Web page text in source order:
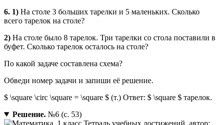
6. 1) На столе 3 больших тарелки и 5 маленьких. Сколько
всего тарелок на столе?
2) На столе было 8 тарелок. Три тарелки со стола поставили в
буфет. Сколько тарелок осталось на столе?
По какой задаче составлена схема?
Обведи номер задачи и запиши её решение.
$ \square \circ \square = \square $ (т.) Ответ: $ \square $ тарелок.
Решение.№6 (с. 53)